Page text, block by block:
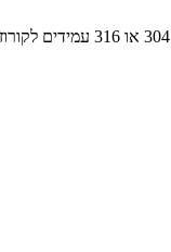
למרות המחיר ההתחלתי הנמוך, מכסי ביוב, ניקוז וחדרי